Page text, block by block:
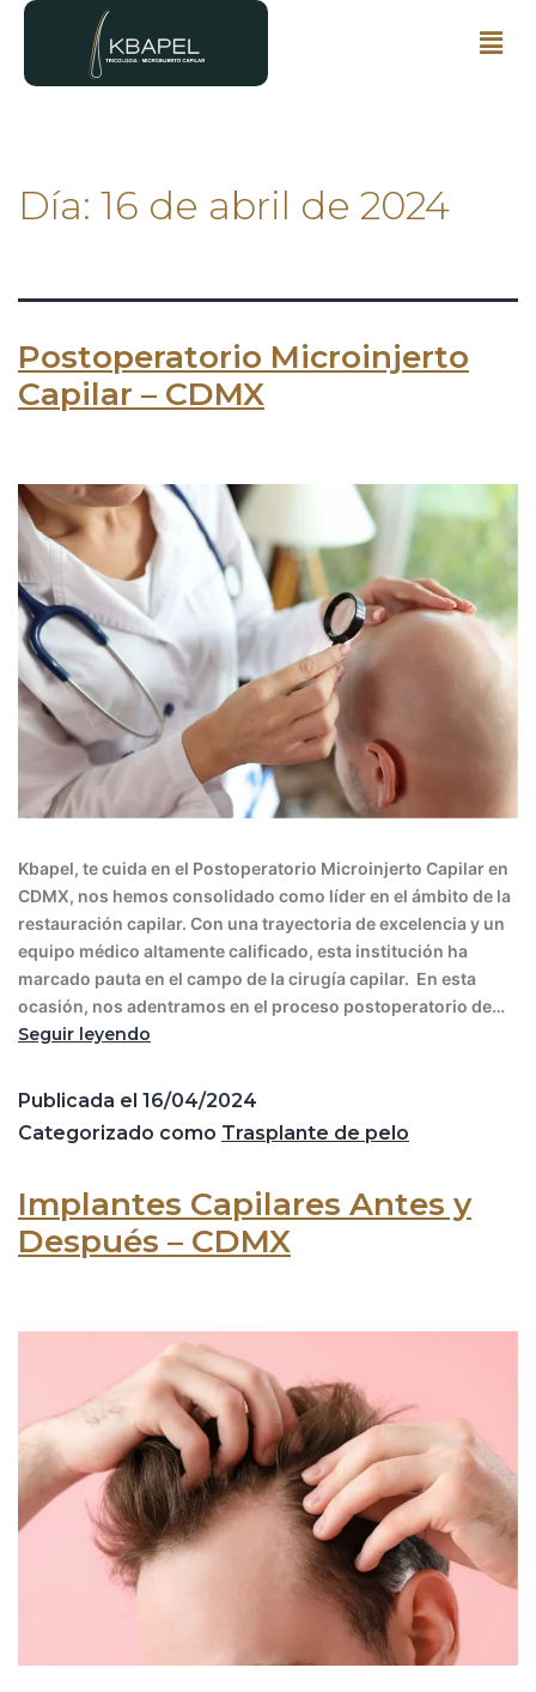
Día: 16 de abril de 2024
Postoperatorio Microinjerto
Capilar – CDMX
Kbapel, te cuida en el Postoperatorio Microinjerto Capilar en
CDMX, nos hemos consolidado como líder en el ámbito de la
restauración capilar. Con una trayectoria de excelencia y un
equipo médico altamente calificado, esta institución ha
marcado pauta en el campo de la cirugía capilar. En esta
ocasión, nos adentramos en el proceso postoperatorio de…
Seguir leyendo
Publicada el 16/04/2024
Categorizado como Trasplante de pelo
Implantes Capilares Antes y
Después – CDMX